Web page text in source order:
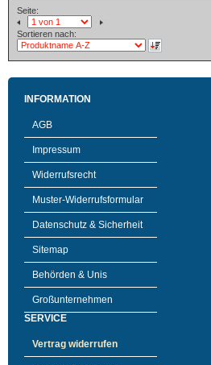
Seite:
Sortieren nach:
INFORMATION
AGB
Impressum
Widerrufsrecht
Muster-Widerrufsformular
Datenschutz & Sicherheit
Sitemap
Behörden & Unis
Großunternehmen
SERVICE
Vertrag widerrufen